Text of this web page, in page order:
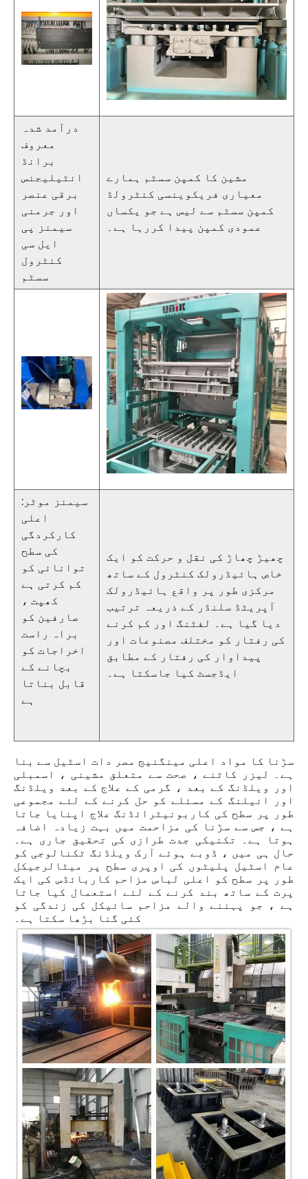
درآمد شدہ
معروف
برانڈ
انٹیلیجنس
برقی عنصر
اور جرمنی
سیمنز پی
ایل سی
کنٹرول
سسٹم
مشین کا کمپن سسٹم ہمارے
معیاری فریکوینسی کنٹرولڈ
کمپن سسٹم سے لیس ہے جو یکساں
عمودی کمپن پیدا کررہا ہے۔
سیمنز موٹر:
اعلی
کارکردگی
کی سطح
توانائی کو
کم کرتی ہے
کھپت ،
صارفین کو
براہ راست
اخراجات کو
بچانے کے
قابل بناتا
ہے
چھیڑ چھاڑ کی نقل و حرکت کو ایک
خاص ہائیڈرولک کنٹرول کے ساتھ
مرکزی طور پر واقع ہائیڈرولک
آپریٹڈ سلنڈر کے ذریعہ ترتیب
دیا گیا ہے۔ لفٹنگ اور کم کرنے
کی رفتار کو مختلف مصنوعات اور
پیداوار کی رفتار کے مطابق
ایڈجسٹ کیا جاسکتا ہے۔
سڑنا کا مواد اعلی مینگنیج مصر دات اسٹیل سے بنا
ہے۔ لیزر کاٹنے ، صحت سے متعلق مشینی ، اسمبلی
اور ویلڈنگ کے بعد ، گرمی کے علاج کے بعد ویلڈنگ
اور انیلنگ کے مسئلے کو حل کرنے کے لئے مجموعی
طور پر سطح کی کاربونیٹرائڈنگ علاج اپنایا جاتا
ہے ، جس سے سڑنا کی مزاحمت میں بہت زیادہ اضافہ
ہوتا ہے۔ تکنیکی جدت طرازی کی تحقیق جاری ہے۔
حال ہی میں ، ڈوبے ہوئے آرک ویلڈنگ ٹکنالوجی کو
عام اسٹیل پلیٹوں کی اوپری سطح پر میٹالرجیکل
طور پر سطح کو اعلی لباس مزاحم کاربائڈس کی ایک
پرت کے ساتھ بند کرنے کے لئے استعمال کیا جاتا
ہے ، جو پہننے والے مزاحم سائیکل کی زندگی کو
کئی گنا بڑھا سکتا ہے۔